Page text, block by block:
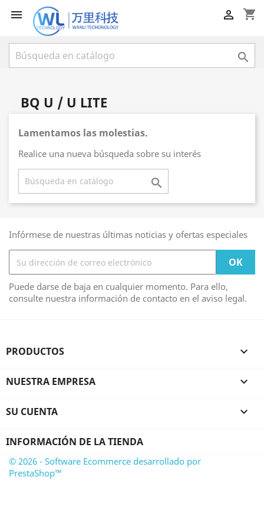
 shopping_cart


BQ U / U LITE
Lamentamos las molestias.
Realice una nueva búsqueda sobre su interés

Infórmese de nuestras últimas noticias y ofertas especiales
Puede darse de baja en cualquier momento. Para ello,
consulte nuestra información de contacto en el aviso legal.
PRODUCTOS 
NUESTRA EMPRESA 
SU CUENTA 
INFORMACIÓN DE LA TIENDA
© 2026 - Software Ecommerce desarrollado por
PrestaShop™